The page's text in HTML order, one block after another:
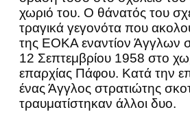
χωριό του. Ο θάνατός του
τραγικά γεγονότα που
της ΕΟΚΑ εναντίον Άγγλων
12 Σεπτεμβρίου 1958 στο
επαρχίας Πάφου. Κατά την
ένας Άγγλος στρατιώτης
τραυματίστηκαν άλλοι δυο.